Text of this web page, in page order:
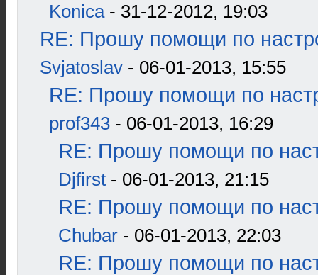
Konica- 31-12-2012, 19:03
RE: Прошу помощи по
Svjatoslav - 06-01-2013, 15:55
RE: Прошу помощи по
prof343 - 06-01-2013, 16:29
RE: Прошу помощи по
Djfirst - 06-01-2013, 21:15
RE: Прошу помощи по
Chubar - 06-01-2013, 22:03
RE: Прошу помощи по